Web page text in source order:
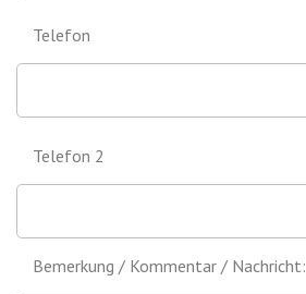
Telefon
Telefon 2
Bemerkung / Kommentar / Nachricht: